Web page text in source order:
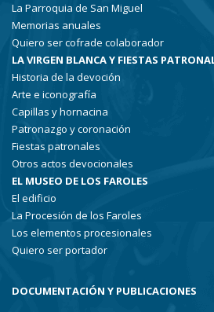
La Parroquia de San Miguel
Memorias anuales
Quiero ser cofrade colaborador
LA VIRGEN BLANCA Y FIESTAS
Historia de la devoción
Arte e iconografía
Capillas y hornacina
Patronazgo y coronación
Fiestas patronales
Otros actos devocionales
EL MUSEO DE LOS FAROLES
El edificio
La Procesión de los Faroles
Los elementos procesionales
Quiero ser portador
DOCUMENTACIÓN Y PUBLICACIONES